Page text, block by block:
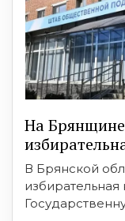
На
В Брянской